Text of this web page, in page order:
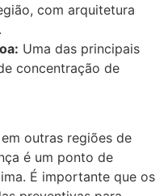
com arquitetura
Uma das principais
concentração de
outras regiões de
é um ponto de
É importante que os